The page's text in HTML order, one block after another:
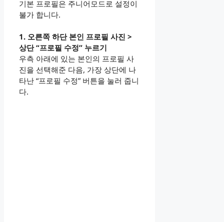
기본 프로필은 주니어모드로 설정이
불가 합니다.
1. 오른쪽 하단 본인 프로필 사진 >
상단 “프로필 수정” 누르기
우측 아래에 있는 본인의 프로필 사
진을 선택해준 다음, 가장 상단에 나
타난 “프로필 수정” 버튼을 눌러 줍니
다.